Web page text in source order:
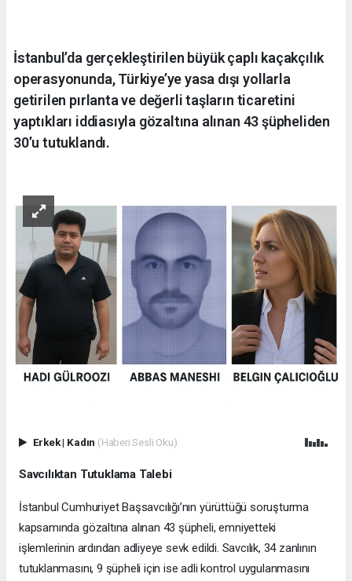
İstanbul’da gerçekleştirilen büyük çaplı kaçakçılık
operasyonunda, Türkiye’ye yasa dışı yollarla
getirilen pırlanta ve değerli taşların ticaretini
yaptıkları iddiasıyla gözaltına alınan 43 şüpheliden
30’u tutuklandı.
Erkek| Kadın (Haberi Sesli Oku)
Savcılıktan Tutuklama Talebi
İstanbul Cumhuriyet Başsavcılığı’nın yürüttüğü soruşturma
kapsamında gözaltına alınan 43 şüpheli, emniyetteki
işlemlerinin ardından adliyeye sevk edildi. Savcılık, 34 zanlının
tutuklanmasını, 9 şüpheli için ise adli kontrol uygulanmasını